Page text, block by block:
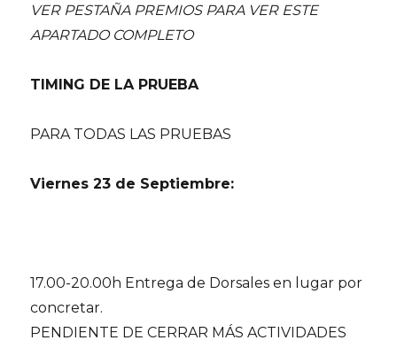
VER PESTAÑA PREMIOS PARA VER ESTE
APARTADO COMPLETO
TIMING DE LA PRUEBA
PARA TODAS LAS PRUEBAS
Viernes 23 de Septiembre:
17.00-20.00h Entrega de Dorsales en lugar por
concretar.
PENDIENTE DE CERRAR MÁS ACTIVIDADES